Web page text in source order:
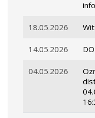
18.05.2026
14.05.2026
04.05.2026